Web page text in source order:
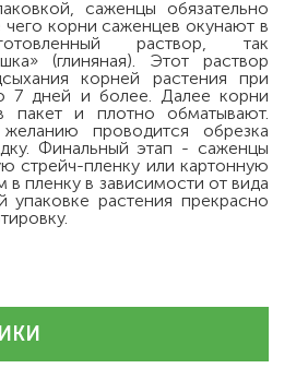
саженцы обязательно
корни саженцев окунают в
раствор, так
(глиняная). Этот раствор
корней растения при
7 дней и более. Далее корни
пакет и плотно обматывают.
проводится обрезка
Финальный этап - саженцы
стрейч-пленку или картонную
пленку в зависимости от вида
упаковке растения прекрасно